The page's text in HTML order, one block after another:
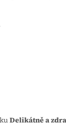
Delikátně a